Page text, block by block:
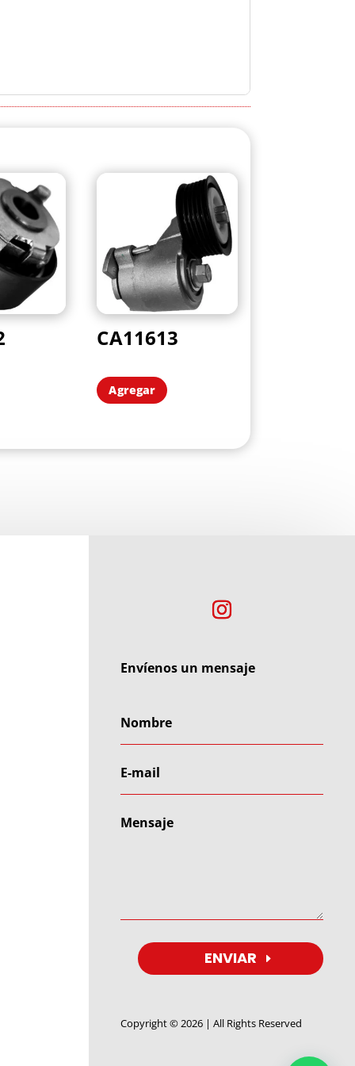
CA11613
Agregar
Envíenos un mensaje
ENVIAR
Copyright © 2026 | All Rights Reserved